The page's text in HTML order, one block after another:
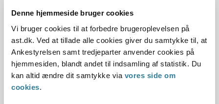
Denne hjemmeside bruger cookies
Vi bruger cookies til at forbedre brugeroplevelsen på
ast.dk. Ved at tillade alle cookies giver du samtykke til, at
Ankestyrelsen samt tredjeparter anvender cookies på
hjemmesiden, blandt andet til indsamling af statistik. Du
kan altid ændre dit samtykke via vores side om
cookies.
Ankestyrelsen ændrede kommunens afgørelse om afslag
Baggrund for at behandle sagen principielt
Reglerne